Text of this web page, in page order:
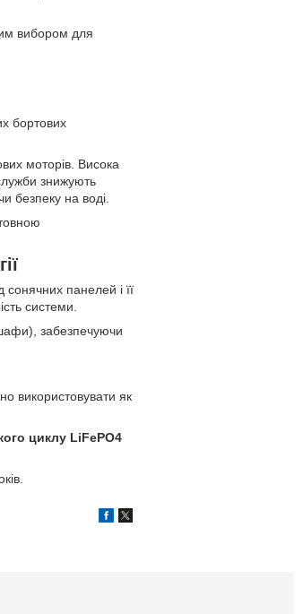
вибором для
бортових
моторів. Висока
знижують
безпеку на воді.
панелей і її
системи.
забезпечуючи
використовувати як
циклу LiFePO4